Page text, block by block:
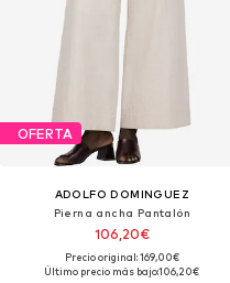
OFERTA
ADOLFO DOMINGUEZ
Pierna ancha Pantalón
106,20€
Precio original: 169,00€
Último precio más bajo:106,20€